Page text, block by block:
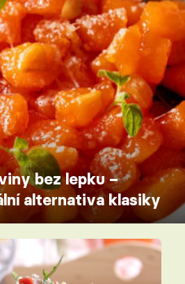
bez lepku –
alternativa klasiky